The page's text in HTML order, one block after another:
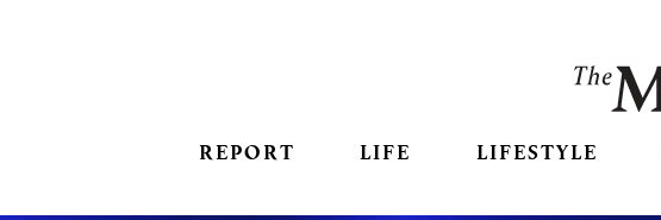
REPORT LIFE LIFESTYLE